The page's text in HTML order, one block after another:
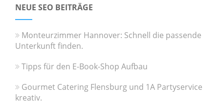
NEUE SEO BEITRÄGE
Monteurzimmer Hannover: Schnell die passende
Unterkunft finden.
Tipps für den E-Book-Shop Aufbau
Gourmet Catering Flensburg und 1A Partyservice
kreativ.